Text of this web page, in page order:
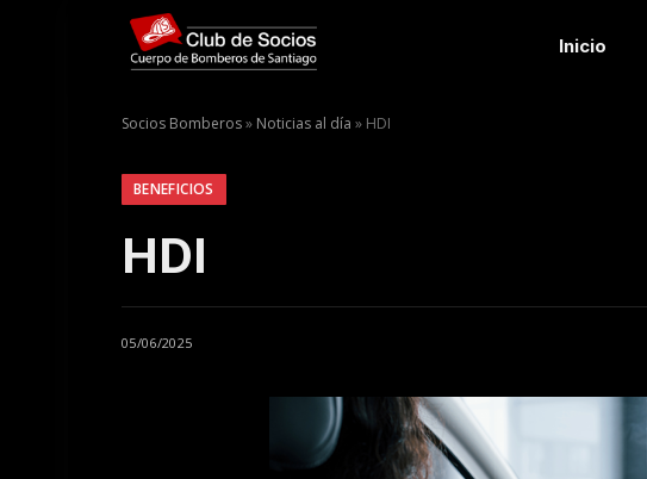
Inicio
Socios Bomberos» Noticias al día » HDI
BENEFICIOS
HDI
05/06/2025